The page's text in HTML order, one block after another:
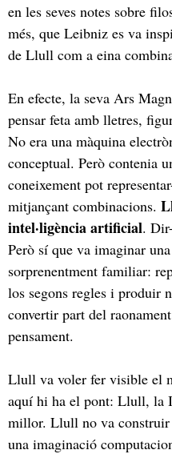
en les seves notes sobre
més, que Leibniz es va
de Llull com a eina
En efecte, la seva Ars
pensar feta amb lletres,
No era una màquina
conceptual. Però contenia
coneixement pot
mitjançant combinacions.
intel·ligència artificial.
Però sí que va imaginar
sorprenentment familiar:
los segons regles i produir
convertir part del
pensament.
Llull va voler fer visible el
aquí hi ha el pont: Llull, la
millor. Llull no va construir
una imaginació